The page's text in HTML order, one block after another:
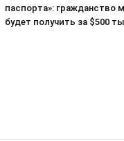
паспорта»: гражданство
будет получить за $500